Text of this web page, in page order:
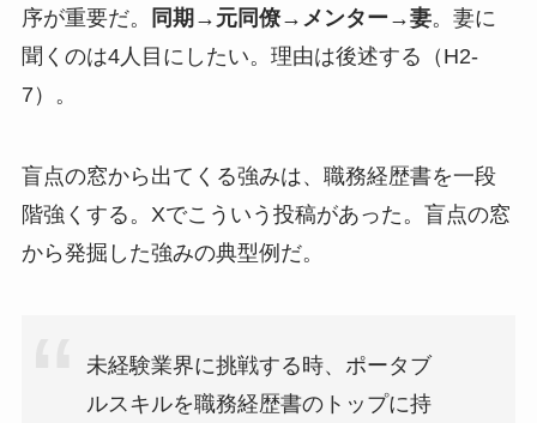
序が重要だ。
同期→元同僚→メンター→妻。妻に
聞くのは4人目にしたい。理由は後述する（H2-
7）。
盲点の窓から出てくる強みは、職務経歴書を一段
階強くする。Xでこういう投稿があった。盲点の窓
から発掘した強みの典型例だ。
未経験業界に挑戦する時、ポータブ
ルスキルを職務経歴書のトップに持